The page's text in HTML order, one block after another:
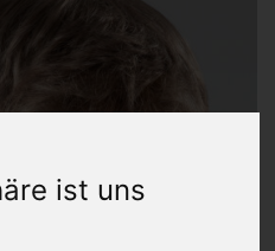
ist uns